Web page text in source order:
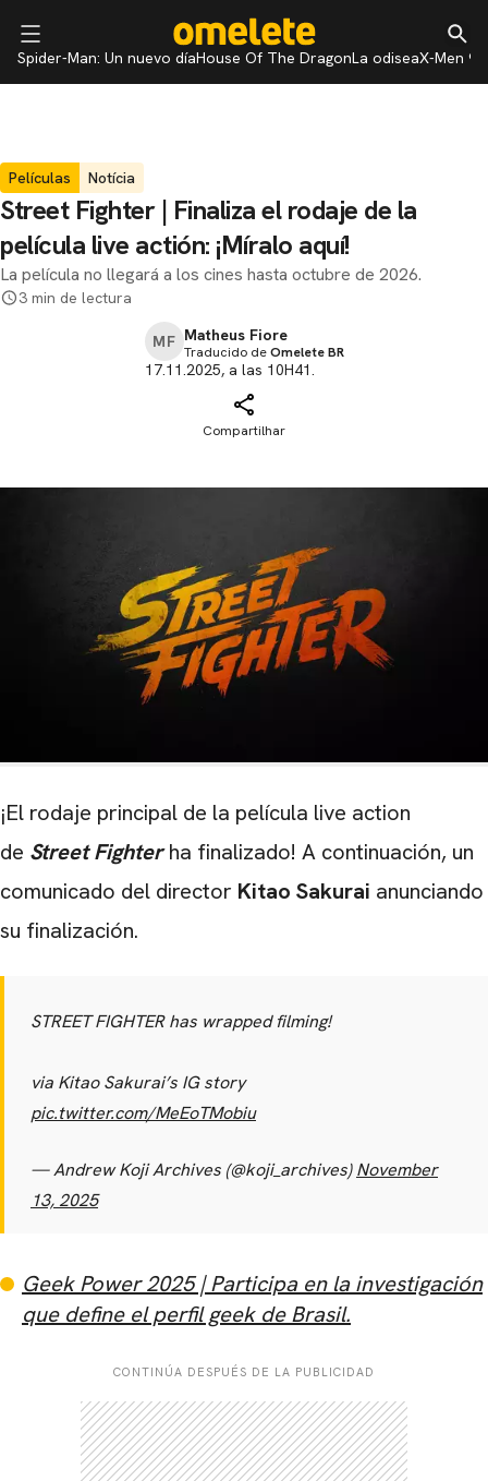
Spider-Man: Un nuevo díaHouse Of The DragonLa odiseaX-Men 97
Películas Notícia
Street Fighter | Finaliza el rodaje de la
película live actión: ¡Míralo aquí!
La película no llegará a los cines hasta octubre de 2026.
3 min de lectura
MF Matheus Fiore
Traducido deOmelete BR
17.11.2025, a las 10H41.
Compartilhar
¡El rodaje principal de la película live action
de Street Fighterha finalizado! A continuación, un
comunicado del director Kitao Sakurai anunciando
su finalización.
STREET FIGHTER has wrapped filming!
via Kitao Sakurai’s IG story
pic.twitter.com/MeEoTMobiu
— Andrew Koji Archives (@koji_archives)November
13, 2025
Geek Power 2025 | Participa en la investigación
que define el perfil geek de Brasil.
CONTINÚA DESPUÉS DE LA PUBLICIDAD